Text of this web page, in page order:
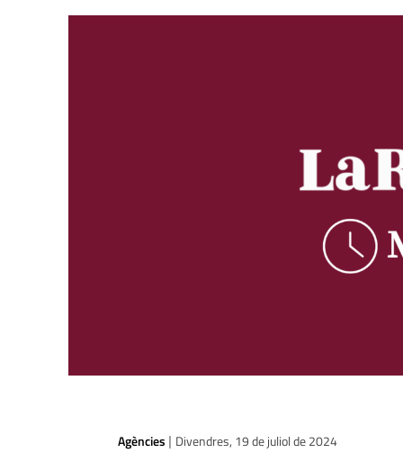
Agències | Divendres, 19 de juliol de 2024